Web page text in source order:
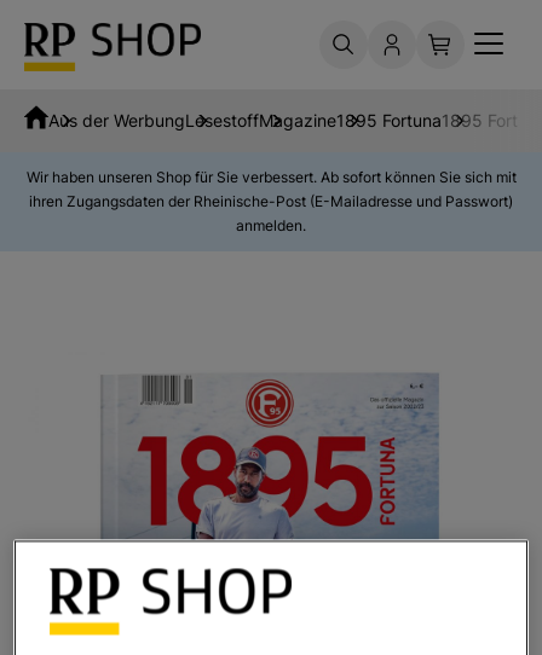
Aus der WerbungLesestoffMagazine1895 Fortuna1895
Wir haben unseren Shop für Sie verbessert. Ab sofort können Sie sich mit
ihren Zugangsdaten der Rheinische-Post (E-Mailadresse und Passwort)
anmelden.